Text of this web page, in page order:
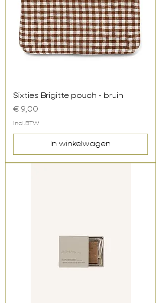
Sixties Brigitte pouch - bruin
Prijs
€ 9,00
incl.BTW
In winkelwagen